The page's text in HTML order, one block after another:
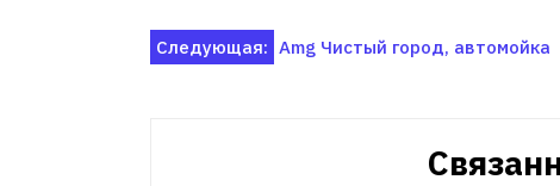
Навигация
Следующая: Amg Чистый город, автомойка